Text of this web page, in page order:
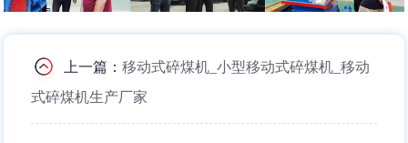
上一篇：移动式碎煤机_小型移动式碎煤机_移动
式碎煤机生产厂家